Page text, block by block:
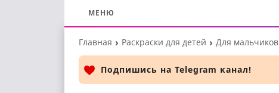
основному
контенту
МЕНЮ
Главная Раскраски для детей Для мальчиков
Подпишись на Telegram канал!